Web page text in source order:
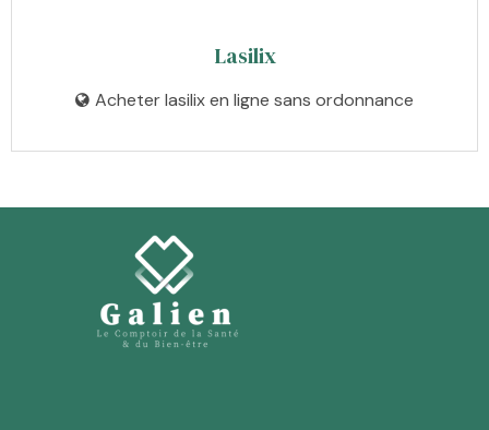
Lasilix
Acheter lasilix en ligne sans ordonnance